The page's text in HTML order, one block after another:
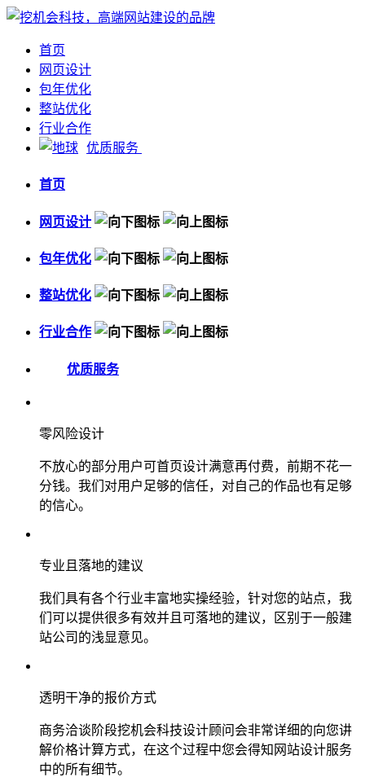
首页
网页设计
包年优化
整站优化
行业合作
优质服务
首页
网页设计
包年优化
整站优化
行业合作
优质服务
零风险设计
不放心的部分用户可首页设计满意再付费，前期不花一
分钱。我们对用户足够的信任，对自己的作品也有足够
的信心。
专业且落地的建议
我们具有各个行业丰富地实操经验，针对您的站点，我
们可以提供很多有效并且可落地的建议，区别于一般建
站公司的浅显意见。
透明干净的报价方式
商务洽谈阶段挖机会科技设计顾问会非常详细的向您讲
解价格计算方式，在这个过程中您会得知网站设计服务
中的所有细节。